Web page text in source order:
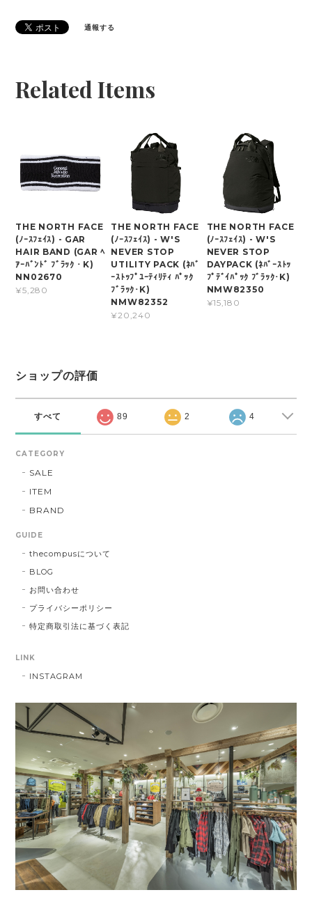
通報する
Related Items
THE NORTH FACE
(ﾉｰｽﾌｪｲｽ) - GAR
HAIR BAND (GAR ﾍ
ｱｰﾊﾞﾝﾄﾞ ﾌﾞﾗｯｸ・K)
NN02670
¥5,280
THE NORTH FACE
(ﾉｰｽﾌｪｲｽ) - W'S
NEVER STOP
UTILITY PACK (ﾈﾊﾞ
ｰｽﾄｯﾌﾟﾕｰﾃｨﾘﾃｨ ﾊﾟｯｸ
ﾌﾞﾗｯｸ･K)
NMW82352
¥20,240
THE NORTH FACE
(ﾉｰｽﾌｪｲｽ) - W'S
NEVER STOP
DAYPACK (ﾈﾊﾞｰｽﾄｯ
ﾌﾟﾃﾞｲﾊﾟｯｸ ﾌﾞﾗｯｸ･K)
NMW82350
¥15,180
ショップの評価
すべて 89 2 4
CATEGORY
SALE
ITEM
BRAND
GUIDE
thecompusについて
BLOG
お問い合わせ
プライバシーポリシー
特定商取引法に基づく表記
LINK
INSTAGRAM